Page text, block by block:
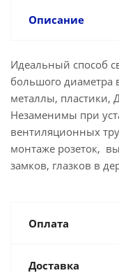
Описание
Идеальный способ
большого диаметра
металлы, пластики,
Незаменимы при
вентиляционных
монтаже розеток,
замков, глазков в
Оплата
Доставка